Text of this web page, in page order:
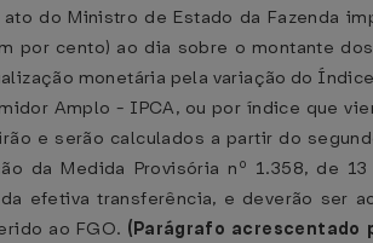
do Ministro de Estado da Fazenda
por cento) ao dia sobre o montante
monetária pela variação do
Amplo - IPCA, ou por índice que
e serão calculados a partir do
da Medida Provisória nº 1.358, de
efetiva transferência, e deverão ser
ao FGO. (Parágrafo acrescentado